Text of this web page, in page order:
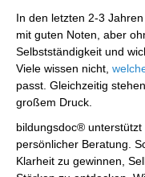
In den letzten 2-3
mit guten Noten, aber
Selbstständigkeit und
Viele wissen nicht,
passt. Gleichzeitig
großem Druck.
bildungsdoc®
persönlicher Beratung.
Klarheit zu gewinnen,